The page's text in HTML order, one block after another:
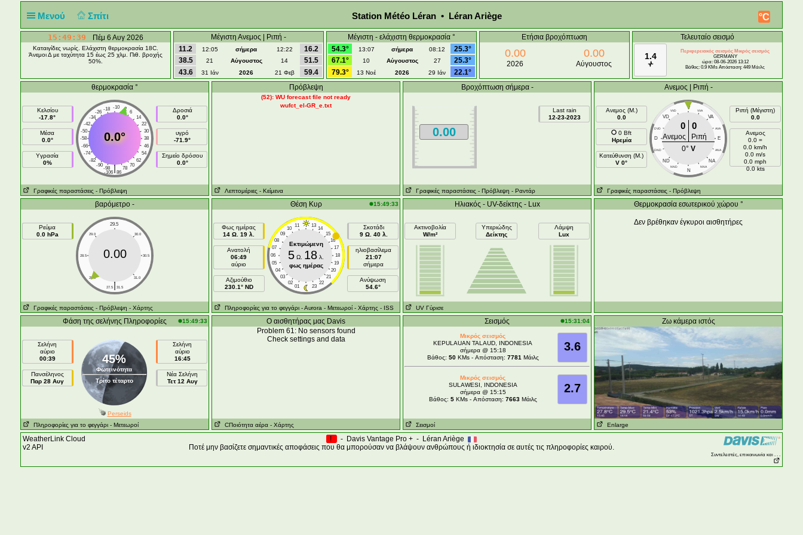
Μενού Σπίτι °C
Station Météo Léran • Léran Ariège
15:49:39 Πέμ 6 Αυγ 2026
Καταιγίδες νωρίς. Ελάχιστη θερμοκρασία 18C.
Άνεμοι Δ με ταχύτητα 15 έως 25 χλμ. Πιθ. βροχής
50%.
Μέγιστη Ανεμος | Ριπή -
11.2
12:05 σήμερα 12:22
16.2
38.5
21 Αύγουστος 14
51.5
43.6
31 Ιάν 2026 21 Φεβ 59.4
Μέγιστη - ελάχιστη θερμοκρασία °
54.3°
13:07 σήμερα 08:12
25.3°
67.1°
10 Αύγουστος 27
25.3°
79.3°
13 Νοέ 2026 29 Ιάν 22.1°
Ετήσια βροχόπτωση
0.00
2026
0.00
Αύγουστος
Τελευταίο σεισμό
1.4
Περιφερειακός σεισμός Μικρός σεισμός
GERMANY
ώρα: 08-06-2026 13:12
Βάθος: 0.9 KMs Απόσταση: 449 Μάιλς
θερμοκρασία °
Κελσίου
-17.8°
Μέσα
0.0°
Υγρασία
0%
-10
-18 -2
-26
6
-34
14
-42
22
-50
30
-58
38
-66
46
-74
54
-82
62
-90
70
-98 78
|
-106 86
0.0°
Δροσιά
0.0°
υγρό
-71.9°
Σημείο δρόσου
0.0°
Γραφικές παραστάσεις - Πρόβλεψη
Πρόβλεψη
(52): WU forecast file not ready
wufct_el-GR_e.txt
Λεπτομέριες - Κείμενα
Βροχόπτωση σήμερα -
0.00
Last rain
12-23-2023
Γραφικές παραστάσεις - Πρόβλεψη - Ραντάρ
Ανεμος | Ριπή -
Ανεμος (Μ.)
0.0
0 Bft
Ηρεμία
Κατεύθυνση (Μ.)
V 0°
V
VVD VVA
VD VA
DVD AVA
D E
DND ANA
ND NA
NND NNA
N
0 0
Ανεμος
Ριπή
0° V
Ριπή (Μέγιστη)
0.0
Ανεμος
0.0 =
0.0 km/h
0.0 m/s
0.0 mph
0.0 kts
Γραφικές παραστάσεις - Πρόβλεψη
βαρόμετρο -
Ρεύμα
0.0 hPa
29.5
29.0 30.0
28.5 30.5
28.0 31.0
|
27.5 31.5
0.00
Γραφικές παραστάσεις - Πρόβλεψη - Χάρτης
Θέση Κυρ 15:49:33
Φως ημέρας
14 Ω. 19 λ.
Ανατολή
06:49
αύριο
Aζιμούθιο
230.1° ND
11 13
10
14
09
15
08
16
07
17
06
18
05
19
04
20
03
21
02
22
01 23
Εκτιμώμενη
5 Ω. 18 λ.
φως ημέρας
Σκοτάδι
9 Ω. 40 λ.
ηλιοβασίλεμα
21:07
σήμερα
Ανύψωση
54.6°
Πληροφορίες για το φεγγάρι - Αυrora - Μετεωροί - Χάρτης - ISS
Ηλιακός - UV-δείκτης - Lux
Ακτινοβολία
W/m²
Υπεριώδης
Δείκτης
Λάμψη
Lux
UV Γύρισε
Θερμοκρασία εσωτερικού χώρου °
Δεν βρέθηκαν έγκυροι αισθητήρες
Φάση της σελήνης Πληροφορίες 15:49:33
Σελήνη
αύριο
00:39
Πανσέληνος
Παρ 28 Αυγ
45%
Φωτεινότητα
Τρίτο τέταρτο
Σελήνη
αύριο
16:45
Νέα Σελήνη
Τετ 12 Αυγ
Perseids
Πληροφορίες για το φεγγάρι - Μετεωροί
Ο αισθητήρας μας Davis
Problem 61: No sensors found
Check settings and data
CΠοιότητα αέρα - Χάρτης
Σεισμός 15:31:04
3.6
Μικρός σεισμός
KEPULAUAN TALAUD, INDONESIA
σήμερα @ 15:18
Βάθος: 50KMs - Απόσταση: 7781 Μάιλς
2.7
Μικρός σεισμός
SULAWESI, INDONESIA
σήμερα @ 15:15
Βάθος: 5KMs - Απόσταση: 7663Μάιλς
Σεισμοί
Ζω κάμερα ιστός
Enlarge
WeatherLink Cloud
v2 API
!
- Davis Vantage Pro + - Léran Ariège
Ποτέ μην βασίζετε σημαντικές αποφάσεις που θα μπορούσαν να βλάψουν ανθρώπους ή ιδιοκτησία σε αυτές τις πληροφορίες καιρού.
Συντελεστές, επικοινωνία και . . .